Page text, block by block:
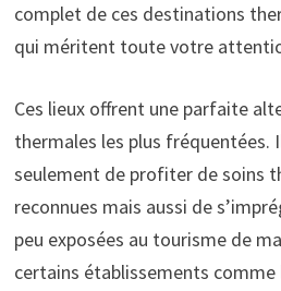
complet de ces destinations
qui méritent toute votre
Ces lieux offrent une parfaite
thermales les plus fréquentées.
seulement de profiter de soins
reconnues mais aussi de
peu exposées au tourisme de
certains établissements comme